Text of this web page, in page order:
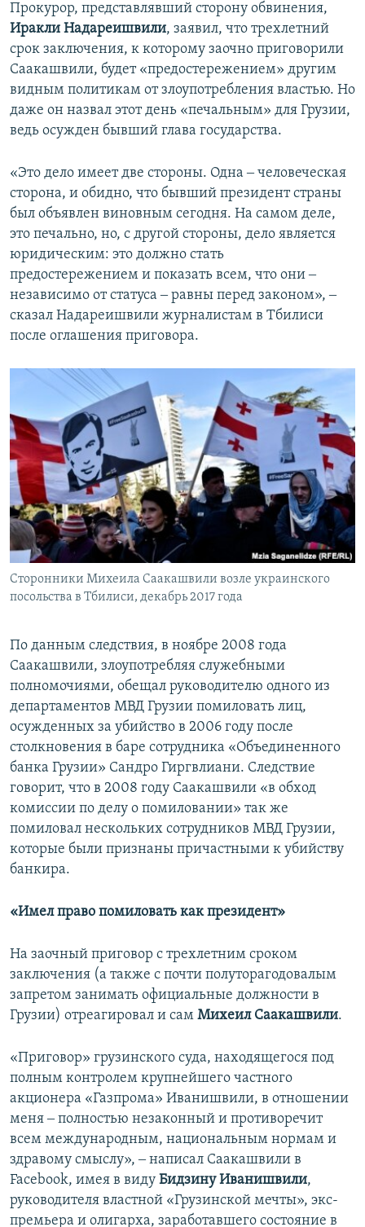
Прокурор, представлявший сторону обвинения,
Иракли Надареишвили, заявил, что трехлетний
срок заключения, к которому заочно приговорили
Саакашвили, будет «предостережением» другим
видным политикам от злоупотребления властью. Но
даже он назвал этот день «печальным» для Грузии,
ведь осужден бывший глава государства.
«Это дело имеет две стороны. Одна ‒ человеческая
сторона, и обидно, что бывший президент страны
был объявлен виновным сегодня. На самом деле,
это печально, но, с другой стороны, дело является
юридическим: это должно стать
предостережением и показать всем, что они ‒
независимо от статуса ‒ равны перед законом», ‒
сказал Надареишвили журналистам в Тбилиси
после оглашения приговора.
Сторонники Михеила Саакашвили возле украинского
посольства в Тбилиси, декабрь 2017 года
По данным следствия, в ноябре 2008 года
Саакашвили, злоупотребляя служебными
полномочиями, обещал руководителю одного из
департаментов МВД Грузии помиловать лиц,
осужденных за убийство в 2006 году после
столкновения в баре сотрудника «Объединенного
банка Грузии» Сандро Гиргвлиани. Следствие
говорит, что в 2008 году Саакашвили «в обход
комиссии по делу о помиловании» так же
помиловал нескольких сотрудников МВД Грузии,
которые были признаны причастными к убийству
банкира.
«Имел право помиловать как президент»
На заочный приговор с трехлетним сроком
заключения (а также с почти полуторагодовалым
запретом занимать официальные должности в
Грузии) отреагировал и сам Михеил Саакашвили.
«Приговор» грузинского суда, находящегося под
полным контролем крупнейшего частного
акционера «Газпрома» Иванишвили, в отношении
меня ‒ полностью незаконный и противоречит
всем международным, национальным нормам и
здравому смыслу», ‒ написал Саакашвили в
Facebook, имея в виду Бидзину Иванишвили,
руководителя властной «Грузинской мечты», экс-
премьера и олигарха, заработавшего состояние в